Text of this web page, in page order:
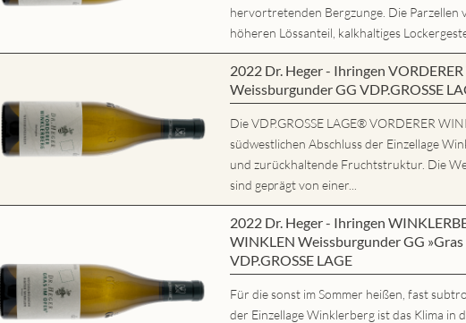
hervortretenden Bergzunge. Die Parzellen
höheren Lössanteil, kalkhaltiges
2022 Dr. Heger - Ihringen
Weissburgunder GG VDP.GROSSE
Die VDP.GROSSE LAGE® VORDERER
südwestlichen Abschluss der Einzellage
und zurückhaltende Fruchtstruktur. Die
sind geprägt von einer...
2022 Dr. Heger - Ihringen
WINKLEN Weissburgunder GG »Gras
VDP.GROSSE LAGE
Für die sonst im Sommer heißen, fast
der Einzellage Winklerberg ist das Klima in